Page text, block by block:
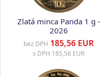
Zlatá minca Panda 1 g -
2026
bez DPH 185,56 EUR
s DPH 185,56 EUR